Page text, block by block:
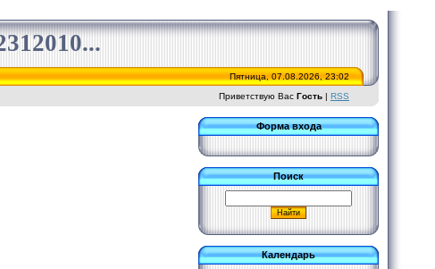
Пятница, 07.08.2026, 23:02
Приветствую Вас Гость | RSS
Форма входа
Поиск
Календарь